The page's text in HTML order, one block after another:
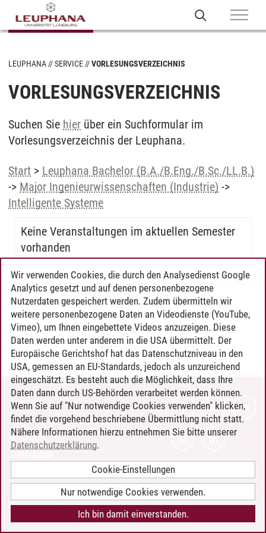
LEUPHANA SERVICE VORLESUNGSVERZEICHNIS
VORLESUNGSVERZEICHNIS
Suchen Sie hier über ein Suchformular im
Vorlesungsverzeichnis der Leuphana.
Start > Leuphana Bachelor (B.A./B.Eng./B.Sc./LL.B.)
-> Major Ingenieurwissenschaften (Industrie) ->
Intelligente Systeme
Keine Veranstaltungen im aktuellen Semester
vorhanden
Timo Leder/30.06.2024
KONTAKT
LEUPHANA ALS ARBEITGEBER
INTRANET
BARRIEREFREIHEIT
COOKIE-EINSTELLUNGEN
Wir verwenden Cookies, die durch den Analysedienst Google
Analytics gesetzt und auf denen personenbezogene
Nutzerdaten gespeichert werden. Zudem übermitteln wir
weitere personenbezogene Daten an Videodienste (YouTube,
Vimeo), um Ihnen eingebettete Videos anzuzeigen. Diese
Daten werden unter anderem in die USA übermittelt. Der
Europäische Gerichtshof hat das Datenschutzniveau in den
USA, gemessen an EU-Standards, jedoch als unzureichend
eingeschätzt. Es besteht auch die Möglichkeit, dass Ihre
Daten dann durch US-Behörden verarbeitet werden können.
Wenn Sie auf "Nur notwendige Cookies verwenden" klicken,
findet die vorgehend beschriebene Übermittlung nicht statt.
Nähere Informationen hierzu entnehmen Sie bitte unserer
Datenschutzerklärung.
Cookie-Einstellungen
Nur notwendige Cookies verwenden.
Ich bin damit einverstanden.